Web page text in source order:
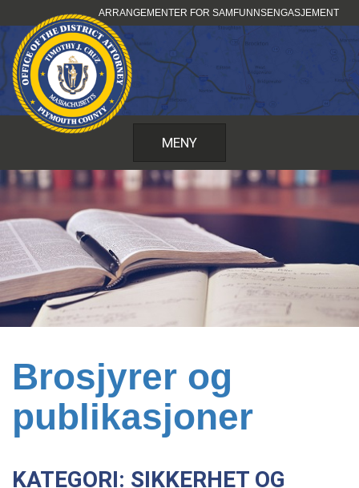
til
innhold
ARRANGEMENTER FOR SAMFUNNSENGASJEMENT
MENY
Brosjyrer og
publikasjoner
KATEGORI: SIKKERHET OG